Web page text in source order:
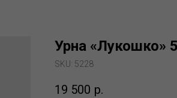
Урна «Лукошко»
SKU: 5228
19 500 р.